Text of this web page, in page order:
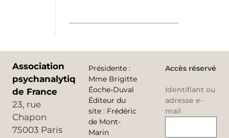
Association
psychanalytique
de France
23, rue
Chapon
75003 Paris
Présidente :
Mme Brigitte
Éoche-Duval
Éditeur du
site : Frédéric
de Mont-
Marin
Accès réservé
Identifiant ou
adresse e-
mail